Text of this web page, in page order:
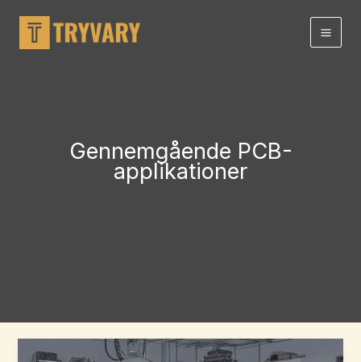
indhold
Gennemgående PCB-
applikationer